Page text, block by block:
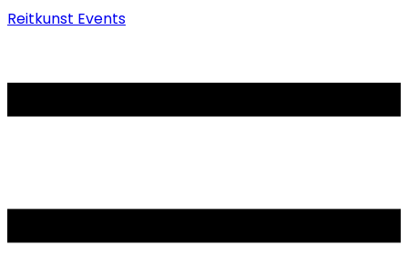
Reitkunst Events